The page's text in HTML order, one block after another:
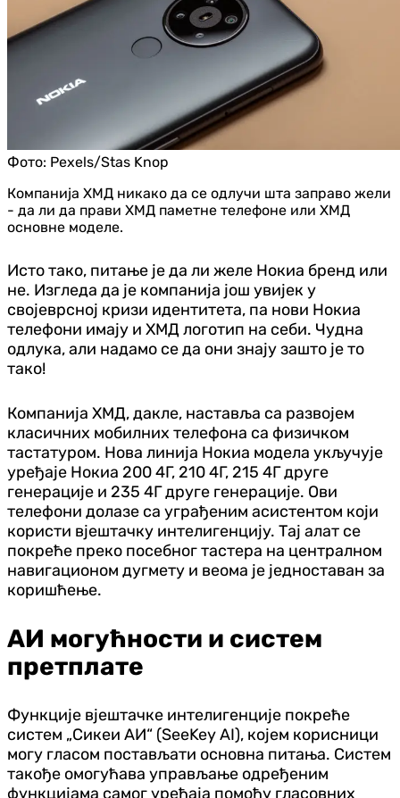
Фото: Pexels/Stas Knop
Компанија ХМД никако да се одлучи шта заправо жели
- да ли да прави ХМД паметне телефоне или ХМД
основне моделе.
Исто тако, питање је да ли желе Нокиа бренд или
не. Изгледа да је компанија још увијек у
својеврсној кризи идентитета, па нови Нокиа
телефони имају и ХМД логотип на себи. Чудна
одлука, али надамо се да они знају зашто је то
тако!
Компанија ХМД, дакле, наставља са развојем
класичних мобилних телефона са физичком
тастатуром. Нова линија Нокиа модела укључује
уређаје Нокиа 200 4Г, 210 4Г, 215 4Г друге
генерације и 235 4Г друге генерације. Ови
телефони долазе са уграђеним асистентом који
користи вјештачку интелигенцију. Тај алат се
покреће преко посебног тастера на централном
навигационом дугмету и веома је једноставан за
коришћење.
АИ могућности и систем
претплате
Функције вјештачке интелигенције покреће
систем „Сикеи АИ“ (SeeKey AI), којем корисници
могу гласом постављати основна питања. Систем
такође омогућава управљање одређеним
функцијама самог уређаја помоћу гласовних